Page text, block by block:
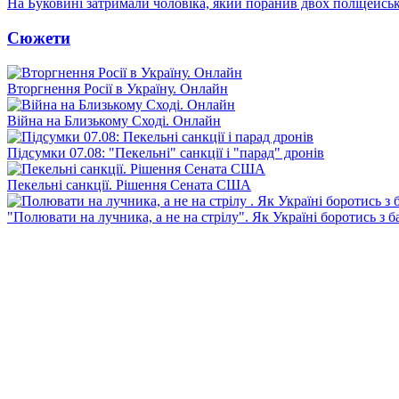
На Буковині затримали чоловіка, який поранив двох
Сюжети
Вторгнення Росії в Україну. Онлайн
Війна на Близькому Сході. Онлайн
Підсумки 07.08: "Пекельні" санкції і "парад" дронів
Пекельні санкції. Рішення Сената США
"Полювати на лучника, а не на стрілу". Як Україні боротись з